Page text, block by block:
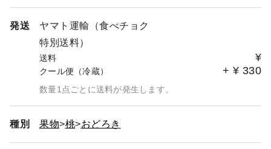
同梱した商品のページを作成いたしますので手間を減らす
ためご協力をお願いします。
ください。
※予約商品に関しては組み合わせの変更出来ませんのでご
了承ください。
発送
ヤマト運輸（食べチョク
特別送料）
送料 ¥
クール便（冷蔵） + ¥ 330
数量1点ごとに送料が発生します。
種別 果物 桃 おどろき